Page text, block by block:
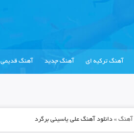
آهنگ ترکیه ای آهنگ جدید آهنگ قدیمی
آهنگ» دانلود آهنگ علی یاسینی برگرد